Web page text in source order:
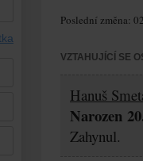
Poslední změna:
VZTAHUJÍCÍ SE
Hanuš
Narozen
Zahynul.